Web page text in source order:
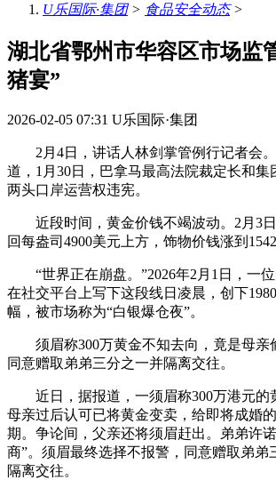
U乐国际·集团> 食品安全动态>
湖北省鄂州市华容区市场监
猪宴”
2026-02-05 07:31 U乐国际·集团
2月4日，讲话人林剑掌管例行记者会。
道，1月30日，巴拿马最高法院裁定长和集
两头口岸运营权违宪。
近段时间，黄金价钱不竭波动。2月3日
回每盎司4900美元上方，饰物价钱涨到1542
“世界正在崩盘。”2026年2月1日，一位
在社交平台上写下这段线日凌晨，创下
幅，被市场称为“白银爆仓夜”。
须眉称300万黄金不知去向，竟是母亲
同意赠取弟弟三分之一并隔离交往。
近日，据报道，一须眉称300万港元的
母亲过后认可已将黄金变卖，给即将成婚
期。争论间，父亲还将须眉赶出。弟弟许
商”。须眉最终选择不报警，同意赠取弟弟
隔离交往。